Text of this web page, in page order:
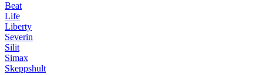
Beat
Life
Liberty
Severin
Silit
Simax
Skeppshult